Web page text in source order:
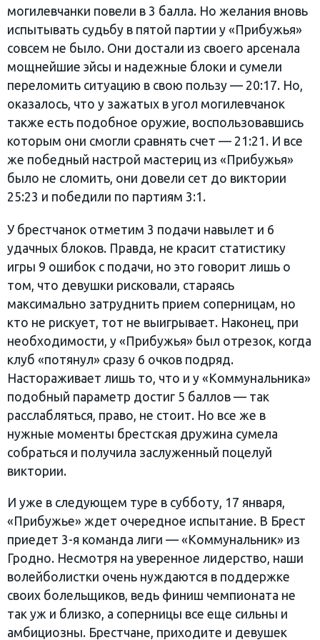
могилевчанки повели в 3 балла. Но желания вновь
испытывать судьбу в пятой партии у «Прибужья»
совсем не было. Они достали из своего арсенала
мощнейшие эйсы и надежные блоки и сумели
переломить ситуацию в свою пользу — 20:17. Но,
оказалось, что у зажатых в угол могилевчанок
также есть подобное оружие, воспользовавшись
которым они смогли сравнять счет — 21:21. И все
же победный настрой мастериц из «Прибужья»
было не сломить, они довели сет до виктории
25:23 и победили по партиям 3:1.
У брестчанок отметим 3 подачи навылет и 6
удачных блоков. Правда, не красит статистику
игры 9 ошибок с подачи, но это говорит лишь о
том, что девушки рисковали, стараясь
максимально затруднить прием соперницам, но
кто не рискует, тот не выигрывает. Наконец, при
необходимости, у «Прибужья» был отрезок, когда
клуб «потянул» сразу 6 очков подряд.
Настораживает лишь то, что и у «Коммунальника»
подобный параметр достиг 5 баллов — так
расслабляться, право, не стоит. Но все же в
нужные моменты брестская дружина сумела
собраться и получила заслуженный поцелуй
виктории.
И уже в следующем туре в субботу, 17 января,
«Прибужье» ждет очередное испытание. В Брест
приедет 3-я команда лиги — «Коммунальник» из
Гродно. Несмотря на уверенное лидерство, наши
волейболистки очень нуждаются в поддержке
своих болельщиков, ведь финиш чемпионата не
так уж и близко, а соперницы все еще сильны и
амбициозны. Брестчане, приходите и девушек